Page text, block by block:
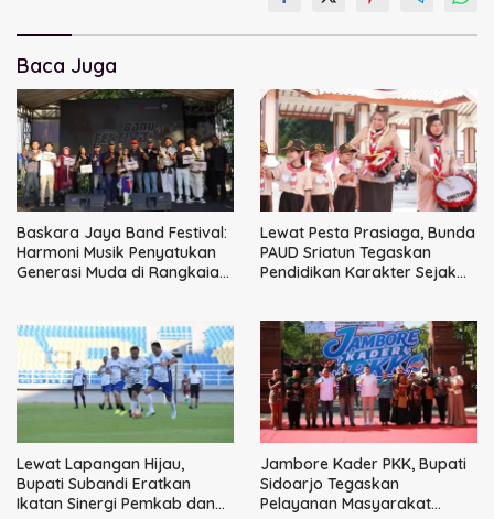
Baca Juga
Baskara Jaya Band Festival:
Harmoni Musik Penyatukan
Generasi Muda di Rangkaian
Lewat Pesta Prasiaga, Bunda
PAUD Sriatun Tegaskan
Pendidikan Karakter Sejak
Lewat Lapangan Hijau,
Bupati Subandi Eratkan
Ikatan Sinergi Pemkab dan
Jambore Kader PKK, Bupati
Sidoarjo Tegaskan
Pelayanan Masyarakat